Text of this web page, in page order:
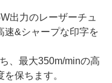
出力のレーザーチュ
速&シャープな印字を
、最大350m/minの高
保ちます。